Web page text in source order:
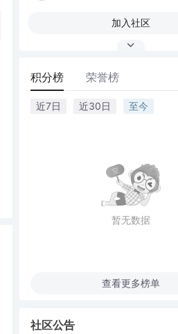
加入社区
积分榜 荣誉榜
近7日 近30日 至今
暂无数据
查看更多榜单
社区公告